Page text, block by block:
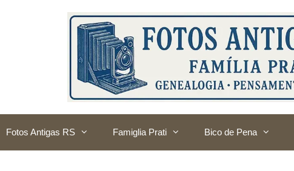
Fotos Antigas RS Famiglia Prati Bico de Pena